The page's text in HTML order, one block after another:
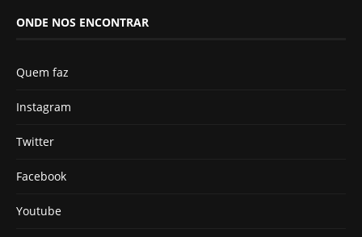
ONDE NOS ENCONTRAR
Quem faz
Instagram
Twitter
Facebook
Youtube